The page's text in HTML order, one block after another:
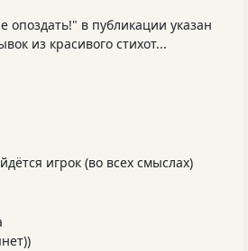
в публикации указан
из красивого стихот...
игрок (во всех смыслах)